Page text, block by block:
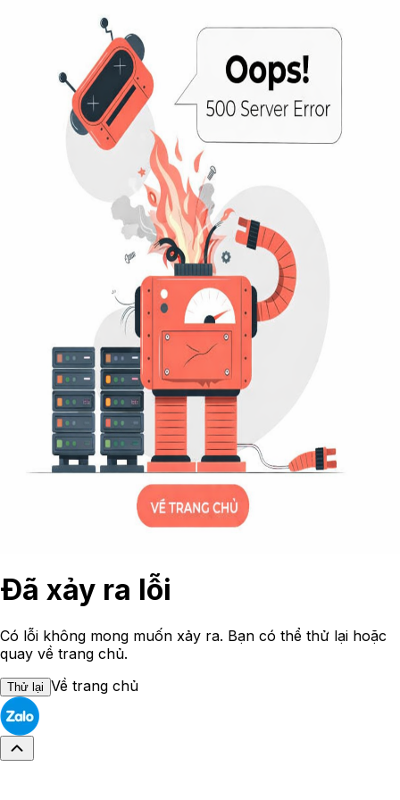
Đã xảy ra lỗi
Có lỗi không mong muốn xảy ra. Bạn có thể thử lại hoặc
quay về trang chủ.
Thử lại Về trang chủ